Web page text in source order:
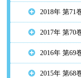
2018年 第71
2017年 第70
2016年 第69
2015年 第68